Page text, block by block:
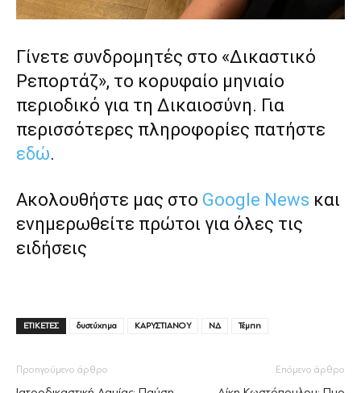
Γίνετε συνδρομητές στο «Δικαστικό
Ρεπορτάζ», το κορυφαίο μηνιαίο
περιοδικό για τη Δικαιοσύνη. Για
περισσότερες πληροφορίες πατήστε
εδώ.
Ακολουθήστε μας στο Google News και
ενημερωθείτε πρώτοι για όλες τις
ειδήσεις
ΕΤΙΚΕΤΕΣ δυστύχημα ΚΑΡΥΣΤΙΑΝΟΥ ΝΔ Τέμπη
Προηγούμενο άρθρο Επόμενο άρθρο